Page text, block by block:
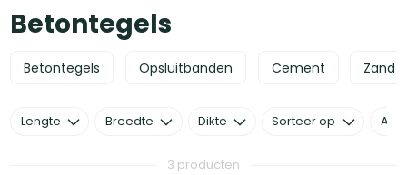
Betontegels
Betontegels Opsluitbanden Cement Zand
3 producten
Lengte Breedte Dikte Sorteer op Alle